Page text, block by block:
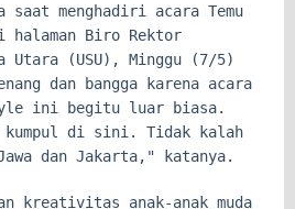
saat menghadiri acara Temu
halaman Biro Rektor
Utara (USU), Minggu (7/5)
dan bangga karena acara
ini begitu luar biasa.
kumpul di sini. Tidak kalah
dan Jakarta," katanya.
kreativitas anak-anak muda